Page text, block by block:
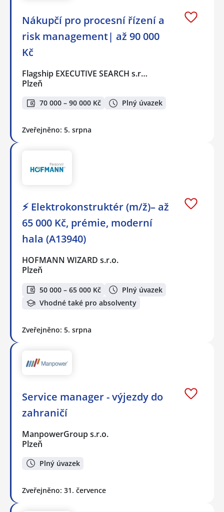
Nákupčí pro procesní řízení a
risk management| až 90 000
Kč
Flagship EXECUTIVE SEARCH s.r…
Plzeň
70 000 – 90 000 Kč Plný úvazek
Zveřejněno: 5. srpna
⚡ Elektrokonstruktér (m/ž)– až
65 000 Kč, prémie, moderní
hala (A13940)
HOFMANN WIZARD s.r.o.
Plzeň
50 000 – 65 000 Kč
Plný úvazek
Vhodné také pro absolventy
Zveřejněno: 5. srpna
Service manager - výjezdy do
zahraničí
ManpowerGroup s.r.o.
Plzeň
Plný úvazek
Zveřejněno: 31. července